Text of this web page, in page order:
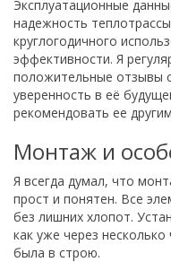
Эксплуатационные
надежность
круглогодичного
эффективности. Я
положительные отзывы
уверенность в её
рекомендовать ее
Монтаж и
Я всегда думал, что
прост и понятен. Все
без лишних хлопот.
как уже через
была в строю.